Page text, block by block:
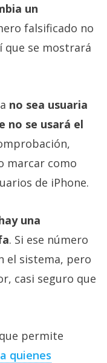
un
falsificado no
que se mostrará
no sea usuaria
no se usará el
marcar como
de iPhone.
una
. Si ese número
el sistema, pero
casi seguro que
permite
quienes